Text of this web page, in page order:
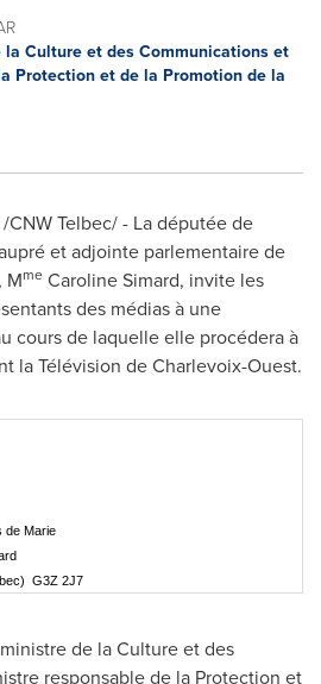
Culture et des Communications et
Protection et de la Promotion de la
CNW Telbec/ - La députée de
et adjointe parlementaire de
Mme Caroline Simard, invite les
des médias à une
cours de laquelle elle procédera à
la Télévision de Charlevoix-Ouest.
de Marie
G3Z 2J7
de la Culture et des
responsable de la Protection et